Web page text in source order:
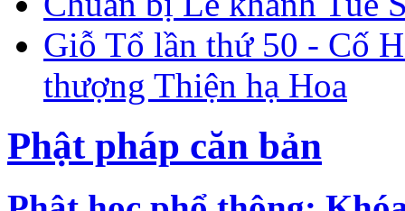
Giỗ Tổ lần thứ 50 - Cố
thượng Thiện hạ Hoa
Phật pháp căn bản